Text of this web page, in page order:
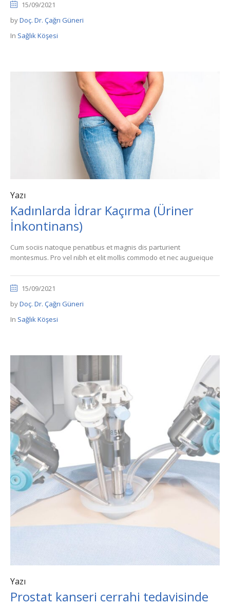
15/09/2021
byDoç. Dr. Çağrı Güneri
In Sağlık Köşesi
Yazı
Kadınlarda İdrar Kaçırma (Üriner
İnkontinans)
Cum sociis natoque penatibus et magnis dis parturient
montesmus. Pro vel nibh et elit mollis commodo et nec augueique
15/09/2021
byDoç. Dr. Çağrı Güneri
In Sağlık Köşesi
Yazı
Prostat kanseri cerrahi tedavisinde